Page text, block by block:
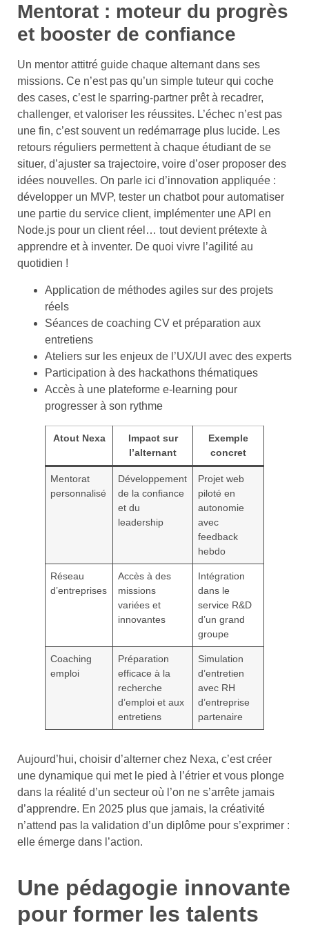
Mentorat : moteur du progrès
et booster de confiance
Un mentor attitré guide chaque alternant dans ses
missions. Ce n’est pas qu’un simple tuteur qui coche
des cases, c’est le sparring-partner prêt à recadrer,
challenger, et valoriser les réussites. L’échec n’est pas
une fin, c’est souvent un redémarrage plus lucide. Les
retours réguliers permettent à chaque étudiant de se
situer, d’ajuster sa trajectoire, voire d’oser proposer des
idées nouvelles. On parle ici d’innovation appliquée :
développer un MVP, tester un chatbot pour automatiser
une partie du service client, implémenter une API en
Node.js pour un client réel… tout devient prétexte à
apprendre et à inventer. De quoi vivre l’agilité au
quotidien !
Application de méthodes agiles sur des projets
réels
Séances de coaching CV et préparation aux
entretiens
Ateliers sur les enjeux de l’UX/UI avec des experts
Participation à des hackathons thématiques
Accès à une plateforme e-learning pour
progresser à son rythme
Atout Nexa
Impact sur
l’alternant
Exemple
concret
Mentorat
personnalisé
Développement
de la confiance
et du
leadership
Projet web
piloté en
autonomie
avec
feedback
hebdo
Réseau
d’entreprises
Accès à des
missions
variées et
innovantes
Intégration
dans le
service R&D
d’un grand
groupe
Coaching
emploi
Préparation
efficace à la
recherche
d’emploi et aux
entretiens
Simulation
d’entretien
avec RH
d’entreprise
partenaire
Aujourd’hui, choisir d’alterner chez Nexa, c’est créer
une dynamique qui met le pied à l’étrier et vous plonge
dans la réalité d’un secteur où l’on ne s’arrête jamais
d’apprendre. En 2025 plus que jamais, la créativité
n’attend pas la validation d’un diplôme pour s’exprimer :
elle émerge dans l’action.
Une pédagogie innovante
pour former les talents